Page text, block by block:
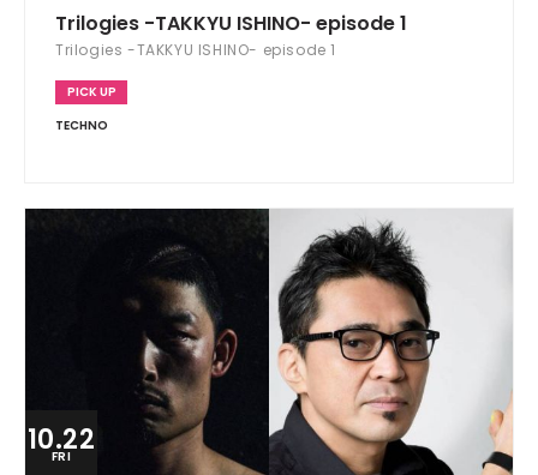
Trilogies -TAKKYU ISHINO- episode 1
Trilogies -TAKKYU ISHINO- episode 1
PICK UP
TECHNO
10.22
FRI